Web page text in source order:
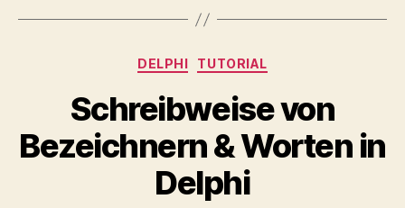
Delphi“
Kategorien
DELPHI TUTORIAL
Schreibweise von
Bezeichnern & Worten in
Delphi